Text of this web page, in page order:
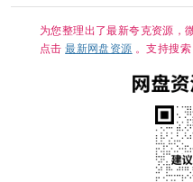
为您整理出了最新夸克资源，
点击最新网盘资源 。支持搜